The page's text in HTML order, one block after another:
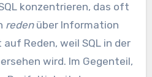
konzentrieren, das oft
redenüber Information
Reden, weil SQL in der
wird. Im Gegenteil,